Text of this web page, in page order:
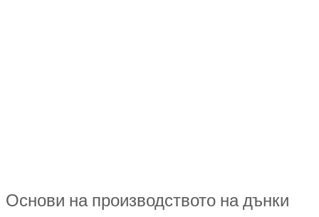
Основи на производството на дънки